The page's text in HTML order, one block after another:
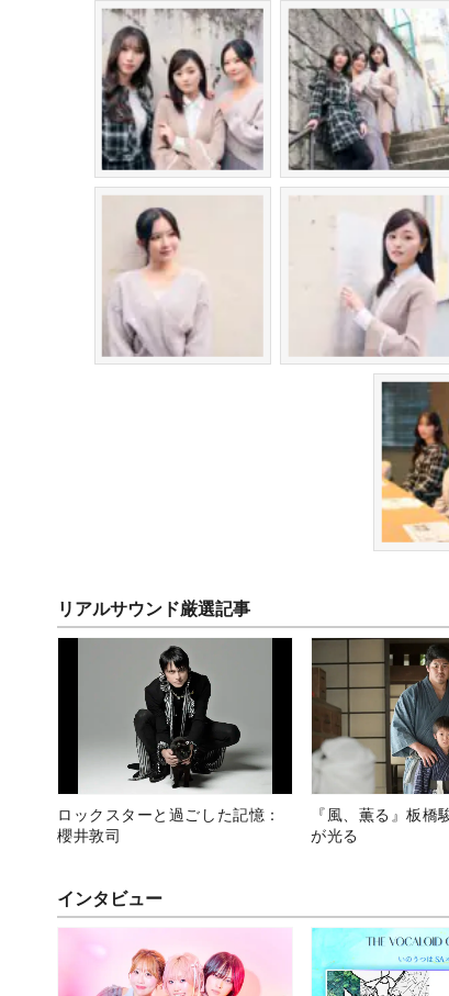
リアルサウンド厳選記事
ロックスターと過ごした記憶：
櫻井敦司
『風、薫る』板橋
が光る
インタビュー